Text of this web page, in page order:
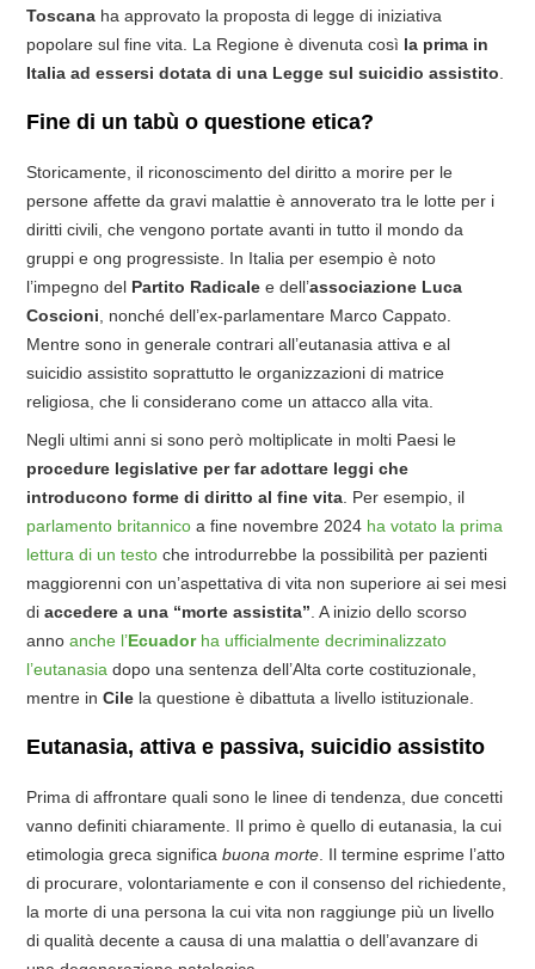
Toscana ha approvato la proposta di legge di iniziativa
popolare sul fine vita. La Regione è divenuta così la prima in
Italia ad essersi dotata di una Legge sul suicidio assistito
Fine di un tabù o questione etica?
Storicamente, il riconoscimento del diritto a morire per le
persone affette da gravi malattie è annoverato tra le lotte per i
diritti civili, che vengono portate avanti in tutto il mondo da
gruppi e ong progressiste. In Italia per esempio è noto
l’impegno del Partito Radicale e dell’associazione Luca
Coscioni , nonché dell’ex-parlamentare Marco Cappato.
Mentre sono in generale contrari all’eutanasia attiva e al
suicidio assistito soprattutto le organizzazioni di matrice
religiosa, che li considerano come un attacco alla vita.
Negli ultimi anni si sono però moltiplicate in molti Paesi le
procedure legislative per far adottare leggi che
introducono forme di diritto al fine vita . Per esempio, il
parlamento britannico a fine novembre 2024 ha votato la prima
lettura di un testo che introdurrebbe la possibilità per pazienti
maggiorenni con un’aspettativa di vita non superiore ai sei mesi
di accedere a una “morte assistita” . A inizio dello scorso
anno anche l’Ecuadorha ufficialmente decriminalizzato
l’eutanasia dopo una sentenza dell’Alta corte costituzionale,
mentre in Cile la questione è dibattuta a livello istituzionale.
Eutanasia, attiva e passiva, suicidio assistito
Prima di affrontare quali sono le linee di tendenza, due concetti
vanno definiti chiaramente. Il primo è quello di eutanasia, la cui
etimologia greca significa buona morte . Il termine esprime l’atto
di procurare, volontariamente e con il consenso del richiedente,
la morte di una persona la cui vita non raggiunge più un livello
di qualità decente a causa di una malattia o dell’avanzare di